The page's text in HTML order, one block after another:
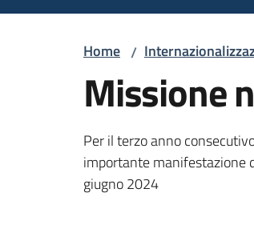
Home /
Missione
Per il terzo anno
importante manifestazione
giugno 2024